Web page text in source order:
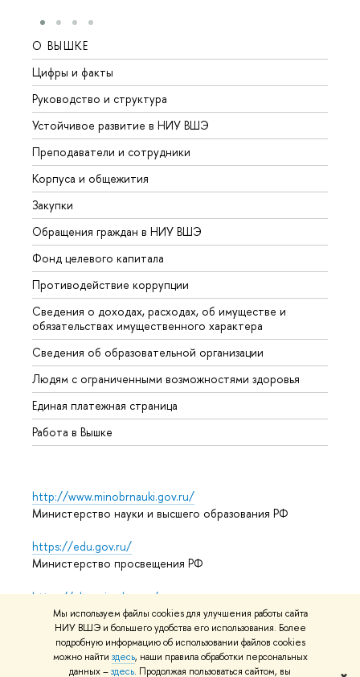
Мы используем файлы cookies для улучшения работы сайта
НИУ ВШЭ и большего удобства его использования. Более
подробную информацию об использовании файлов cookies
можно найти здесь, наши правила обработки персональных
данных –здесь. Продолжая пользоваться сайтом, вы
О ВЫШКЕ
Цифры и факты
Руководство и структура
Устойчивое развитие в НИУ ВШЭ
Преподаватели и сотрудники
Корпуса и общежития
Закупки
Обращения граждан в НИУ ВШЭ
Фонд целевого капитала
Противодействие коррупции
Сведения о доходах, расходах, об имуществе и
обязательствах имущественного характера
Сведения об образовательной организации
Людям с ограниченными возможностями здоровья
Единая платежная страница
Работа в Вышке
http://www.minobrnauki.gov.ru/
Министерство науки и высшего образования РФ
https://edu.gov.ru/
Министерство просвещения РФ
https://elearning.hse.ru/mooc
Массовые открытые онлайн-курсы
© НИУ ВШЭ 1993–2026 Адреса и контактыУсловия